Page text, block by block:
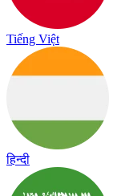
Tiếng Việt
हिन्दी